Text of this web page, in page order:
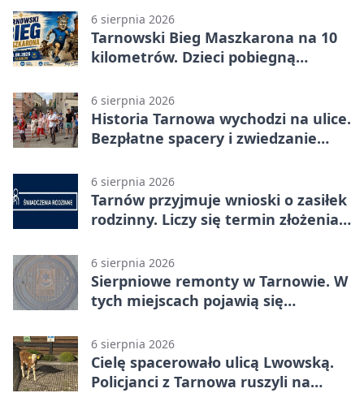
6 sierpnia 2026
Tarnowski Bieg Maszkarona na 10
kilometrów. Dzieci pobiegną
6 sierpnia 2026
Historia Tarnowa wychodzi na ulice.
Bezpłatne spacery i zwiedzanie
6 sierpnia 2026
Tarnów przyjmuje wnioski o zasiłek
rodzinny. Liczy się termin złożenia
6 sierpnia 2026
Sierpniowe remonty w Tarnowie. W
tych miejscach pojawią się
6 sierpnia 2026
Cielę spacerowało ulicą Lwowską.
Policjanci z Tarnowa ruszyli na